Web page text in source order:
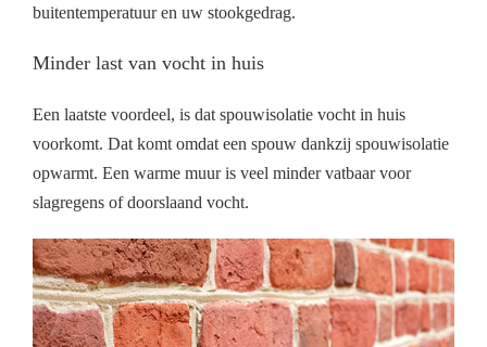
buitentemperatuur en uw stookgedrag.
Minder last van vocht in huis
Een laatste voordeel, is dat spouwisolatie vocht in huis
voorkomt. Dat komt omdat een spouw dankzij spouwisolatie
opwarmt. Een warme muur is veel minder vatbaar voor
slagregens of doorslaand vocht.